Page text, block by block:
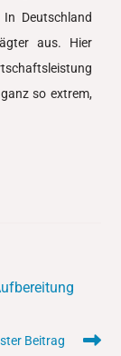
Deutschland
aus. Hier
so extrem,
Beitrag